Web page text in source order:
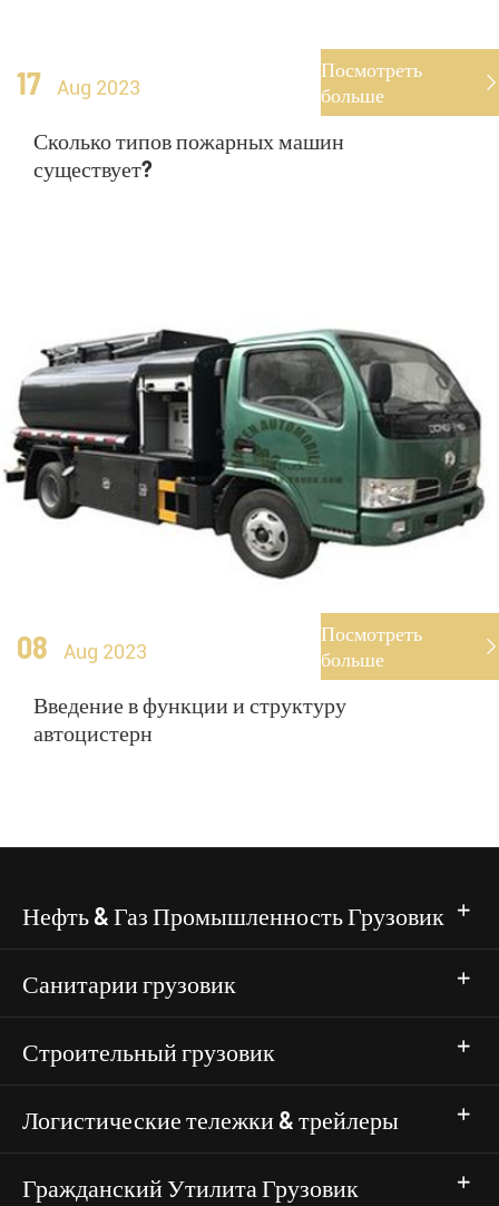
17 Aug 2023
Посмотреть
больше

Сколько типов пожарных машин
существует?
08 Aug 2023
Посмотреть
больше

Введение в функции и структуру
автоцистерн
Нефть & Газ Промышленность Грузовик
Санитарии грузовик
Строительный грузовик
Логистические тележки & трейлеры
Гражданский Утилита Грузовик